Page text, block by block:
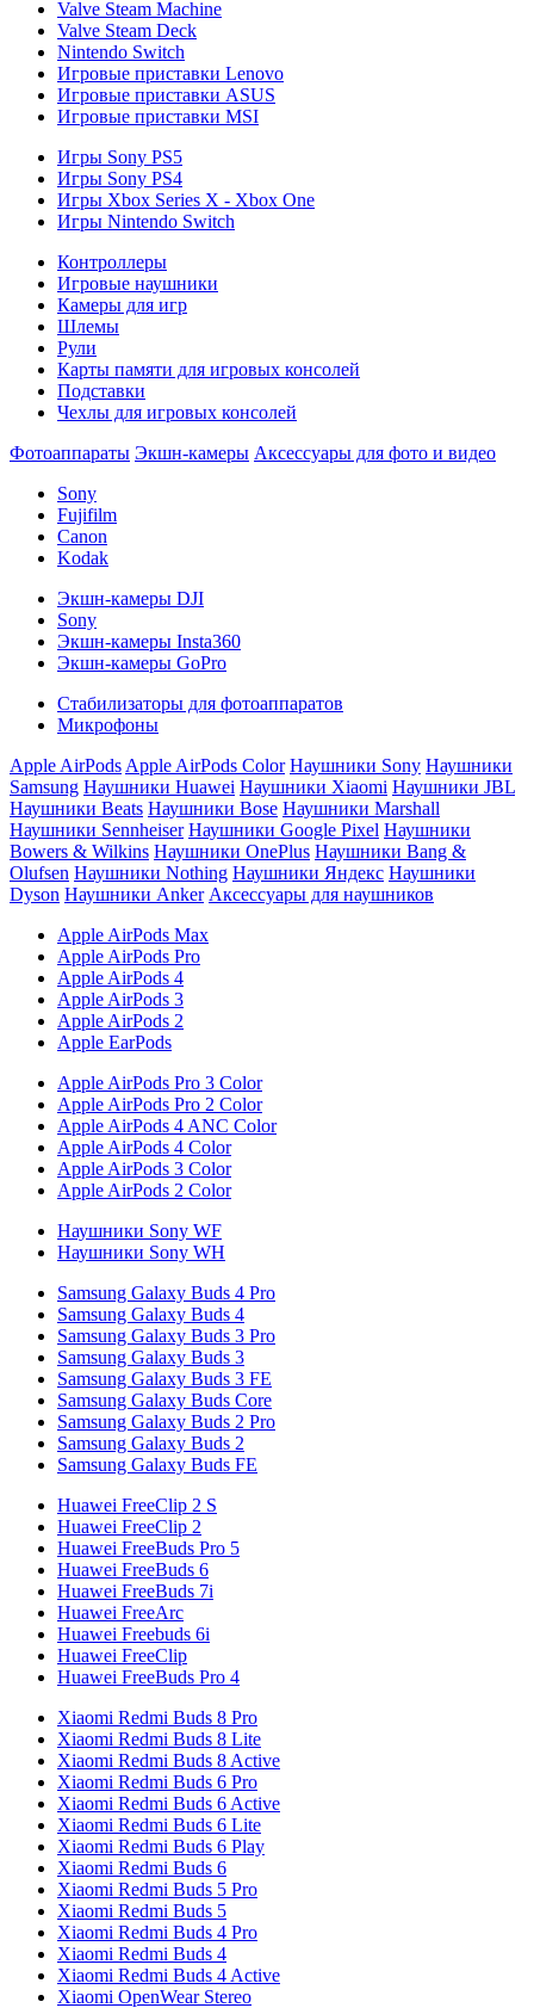
Valve Steam Machine
Valve Steam Deck
Nintendo Switch
Игровые приставки Lenovo
Игровые приставки ASUS
Игровые приставки MSI
Игры Sony PS5
Игры Sony PS4
Игры Xbox Series X - Xbox One
Игры Nintendo Switch
Контроллеры
Игровые наушники
Камеры для игр
Шлемы
Рули
Карты памяти для игровых консолей
Подставки
Чехлы для игровых консолей
Фотоаппараты Экшн-камеры Аксессуары для фото и видео
Sony
Fujifilm
Canon
Kodak
Экшн-камеры DJI
Sony
Экшн-камеры Insta360
Экшн-камеры GoPro
Стабилизаторы для фотоаппаратов
Микрофоны
Apple AirPods Apple AirPods Color Наушники Sony Наушники
Samsung Наушники Huawei Наушники Xiaomi Наушники JBL
Наушники Beats Наушники Bose Наушники Marshall
Наушники Sennheiser Наушники Google Pixel Наушники
Bowers & Wilkins Наушники OnePlus Наушники Bang &
Olufsen Наушники Nothing Наушники Яндекс Наушники
Dyson Наушники Anker Аксессуары для наушников
Apple AirPods Max
Apple AirPods Pro
Apple AirPods 4
Apple AirPods 3
Apple AirPods 2
Apple EarPods
Apple AirPods Pro 3 Color
Apple AirPods Pro 2 Color
Apple AirPods 4 ANC Color
Apple AirPods 4 Color
Apple AirPods 3 Color
Apple AirPods 2 Color
Наушники Sony WF
Наушники Sony WH
Samsung Galaxy Buds 4 Pro
Samsung Galaxy Buds 4
Samsung Galaxy Buds 3 Pro
Samsung Galaxy Buds 3
Samsung Galaxy Buds 3 FE
Samsung Galaxy Buds Core
Samsung Galaxy Buds 2 Pro
Samsung Galaxy Buds 2
Samsung Galaxy Buds FE
Huawei FreeClip 2 S
Huawei FreeClip 2
Huawei FreeBuds Pro 5
Huawei FreeBuds 6
Huawei FreeBuds 7i
Huawei FreeArc
Huawei Freebuds 6i
Huawei FreeClip
Huawei FreeBuds Pro 4
Xiaomi Redmi Buds 8 Pro
Xiaomi Redmi Buds 8 Lite
Xiaomi Redmi Buds 8 Active
Xiaomi Redmi Buds 6 Pro
Xiaomi Redmi Buds 6 Active
Xiaomi Redmi Buds 6 Lite
Xiaomi Redmi Buds 6 Play
Xiaomi Redmi Buds 6
Xiaomi Redmi Buds 5 Pro
Xiaomi Redmi Buds 5
Xiaomi Redmi Buds 4 Pro
Xiaomi Redmi Buds 4
Xiaomi Redmi Buds 4 Active
Xiaomi OpenWear Stereo